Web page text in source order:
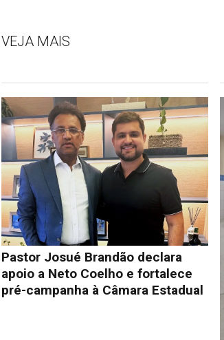
VEJA MAIS
Pastor Josué Brandão declara
apoio a Neto Coelho e fortalece
pré-campanha à Câmara Estadual